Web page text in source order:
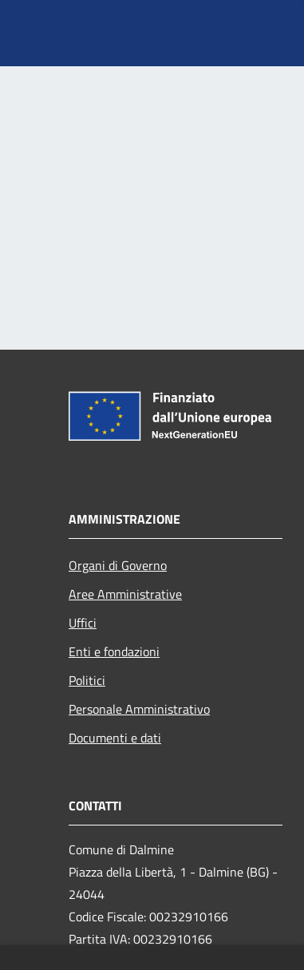
AMMINISTRAZIONE
Organi di Governo
Aree Amministrative
Uffici
Enti e fondazioni
Politici
Personale Amministrativo
Documenti e dati
CONTATTI
Comune di Dalmine
Piazza della Libertà, 1 - Dalmine (BG) -
24044
Codice Fiscale: 00232910166
Partita IVA: 00232910166